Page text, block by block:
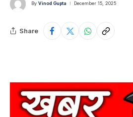
By Vinod Gupta December 15, 2025
Share